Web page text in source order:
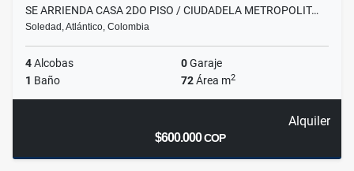
SE ARRIENDA CASA 2DO PISO / CIUDADELA METROPOLIT…
Soledad, Atlántico, Colombia
4Alcobas 0Garaje
1 Baño 72Área m2
Alquiler
$600.000COP